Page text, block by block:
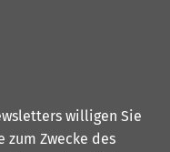
willigen Sie
zum Zwecke des